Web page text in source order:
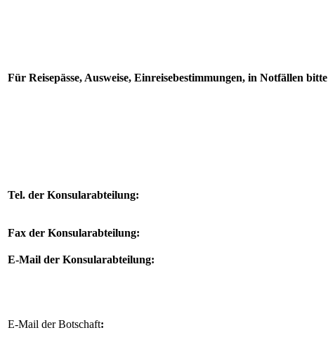
Für Reisepässe, Ausweise, Einreisebestimmungen, in Notfällen bitte
Tel. der Konsularabteilung:
Fax der Konsularabteilung:
E-Mail der Konsularabteilung:
E-Mail der Botschaft: